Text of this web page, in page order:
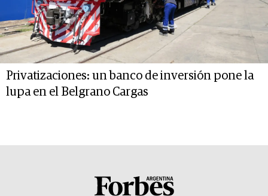
Privatizaciones: un banco de inversión pone la
lupa en el Belgrano Cargas